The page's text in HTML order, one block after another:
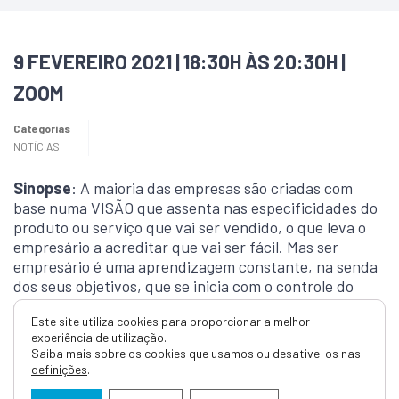
9 FEVEREIRO 2021 | 18:30H ÀS 20:30H |
ZOOM
Categorias
NOTÍCIAS
Sinopse: A maioria das empresas são criadas com
base numa VISÃO que assenta nas especificidades do
produto ou serviço que vai ser vendido, o que leva o
empresário a acreditar que vai ser fácil. Mas ser
empresário é uma aprendizagem constante, na senda
dos seus objetivos, que se inicia com o controle do
essencial, passando pela alavancagem das Vendas e
Marketing, pela sistematização de processos e pelo
alinhamento de uma equipa que lhe permita ter, de
facto, uma empresa bem oleada e focada em
resultados palpáveis.
Este site utiliza cookies para proporcionar a melhor
experiência de utilização.
Saiba mais sobre os cookies que usamos ou desative-os nas
definições.